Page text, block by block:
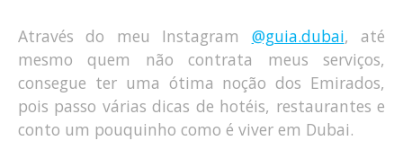
Através do meu Instagram @guia.dubai, até
mesmo quem não contrata meus serviços,
consegue ter uma ótima noção dos Emirados,
pois passo várias dicas de hotéis, restaurantes e
conto um pouquinho como é viver em Dubai.